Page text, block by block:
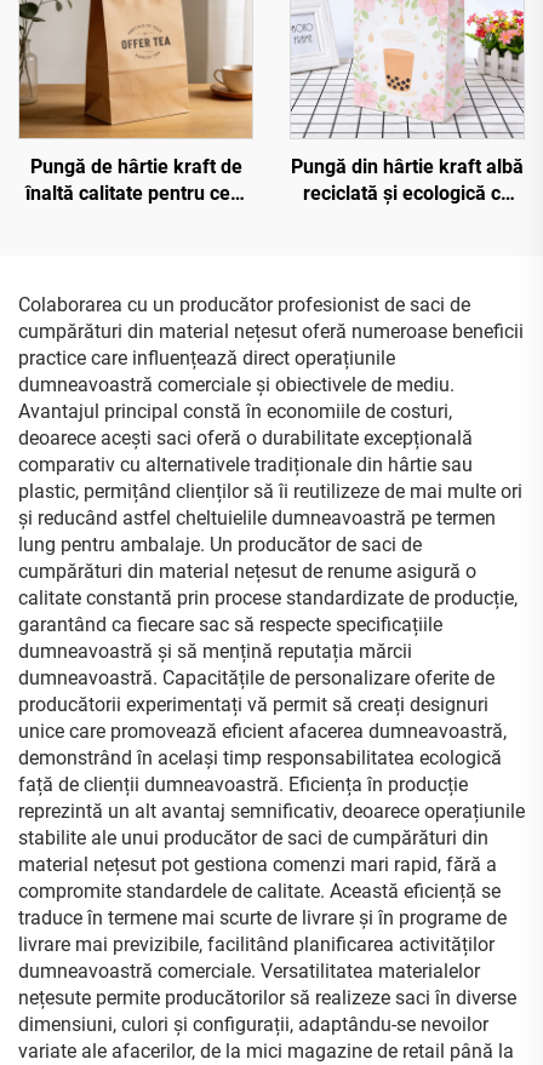
Pungă de hârtie kraft de
înaltă calitate pentru ceai
Pungă din hârtie kraft albă
reciclată și ecologică cu
Colaborarea cu un producător profesionist de saci de
cumpărături din material nețesut oferă numeroase beneficii
practice care influențează direct operațiunile
dumneavoastră comerciale și obiectivele de mediu.
Avantajul principal constă în economiile de costuri,
deoarece acești saci oferă o durabilitate excepțională
comparativ cu alternativele tradiționale din hârtie sau
plastic, permițând clienților să îi reutilizeze de mai multe ori
și reducând astfel cheltuielile dumneavoastră pe termen
lung pentru ambalaje. Un producător de saci de
cumpărături din material nețesut de renume asigură o
calitate constantă prin procese standardizate de producție,
garantând ca fiecare sac să respecte specificațiile
dumneavoastră și să mențină reputația mărcii
dumneavoastră. Capacitățile de personalizare oferite de
producătorii experimentați vă permit să creați designuri
unice care promovează eficient afacerea dumneavoastră,
demonstrând în același timp responsabilitatea ecologică
față de clienții dumneavoastră. Eficiența în producție
reprezintă un alt avantaj semnificativ, deoarece operațiunile
stabilite ale unui producător de saci de cumpărături din
material nețesut pot gestiona comenzi mari rapid, fără a
compromite standardele de calitate. Această eficiență se
traduce în termene mai scurte de livrare și în programe de
livrare mai previzibile, facilitând planificarea activităților
dumneavoastră comerciale. Versatilitatea materialelor
nețesute permite producătorilor să realizeze saci în diverse
dimensiuni, culori și configurații, adaptându-se nevoilor
variate ale afacerilor, de la mici magazine de retail până la